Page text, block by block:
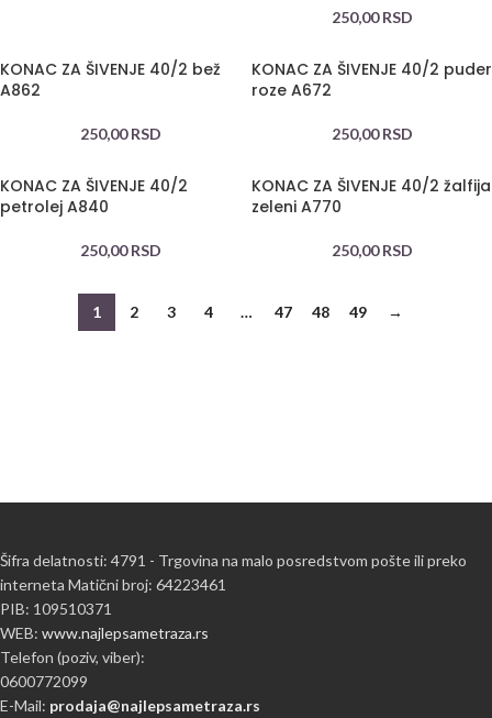
250,00RSD
KONAC ZA ŠIVENJE 40/2 bež
A862
250,00RSD
KONAC ZA ŠIVENJE 40/2 puder
roze A672
250,00RSD
KONAC ZA ŠIVENJE 40/2
petrolej A840
250,00RSD
KONAC ZA ŠIVENJE 40/2 žalfija
zeleni A770
250,00RSD
1 2 3 4 … 47 48 49 →
Šifra delatnosti: 4791 - Trgovina na malo posredstvom pošte ili preko
interneta Matični broj: 64223461
PIB: 109510371
WEB: www.najlepsametraza.rs
Telefon (poziv, viber):
0600772099
E-Mail: prodaja@najlepsametraza.rs